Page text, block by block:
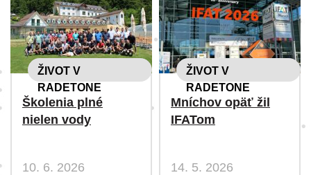
ŽIVOT V
RADETONE
Školenia plné
nielen vody
10. 6. 2026
ŽIVOT V
RADETONE
Mníchov opäť žil
IFATom
14. 5. 2026